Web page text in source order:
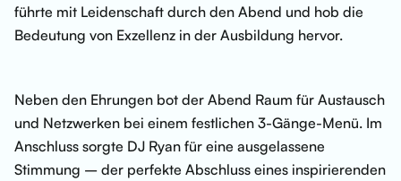
führte mit Leidenschaft durch den Abend und hob die
Bedeutung von Exzellenz in der Ausbildung hervor.
Neben den Ehrungen bot der Abend Raum für Austausch
und Netzwerken bei einem festlichen 3-Gänge-Menü. Im
Anschluss sorgte DJ Ryan für eine ausgelassene
Stimmung – der perfekte Abschluss eines inspirierenden